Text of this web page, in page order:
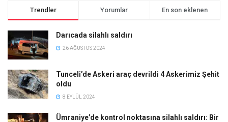
Trendler Yorumlar En son eklenen
Darıcada silahlı saldırı
26 AĞUSTOS 2024
Tunceli’de Askeri araç devrildi 4 Askerimiz Şehit
oldu
8 EYLÜL 2024
Ümraniye’de kontrol noktasına silahlı saldırı: Bir